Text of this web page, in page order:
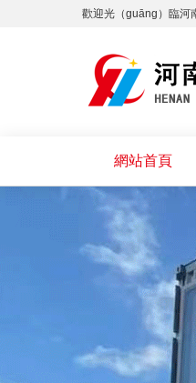
歡迎光（guāng）臨河
網站首頁